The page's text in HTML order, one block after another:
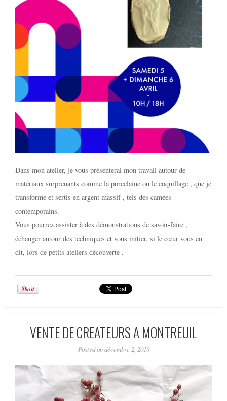
Dans mon atelier, je vous présenterai mon travail autour de
matériaux surprenants comme la porcelaine ou le coquillage , que je
transforme et sertis en argent massif , tels des camées
contemporains.
Vous pourrez assister à des démonstrations de savoir-faire ,
échanger autour des techniques et vous initier, si le cœur vous en
dit, lors de petits ateliers découverte .
VENTE DE CREATEURS A MONTREUIL
Posted on décembre 2, 2019